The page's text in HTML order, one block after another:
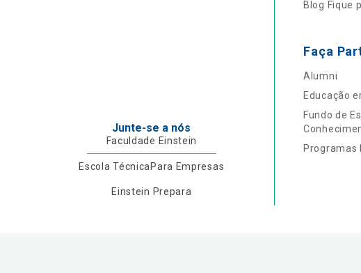
Junte-se a nós
Faculdade Einstein
Escola TécnicaPara Empresas
Einstein Prepara
Blog Fique
Faça
Alumni
Educação
Fundo de
Programas